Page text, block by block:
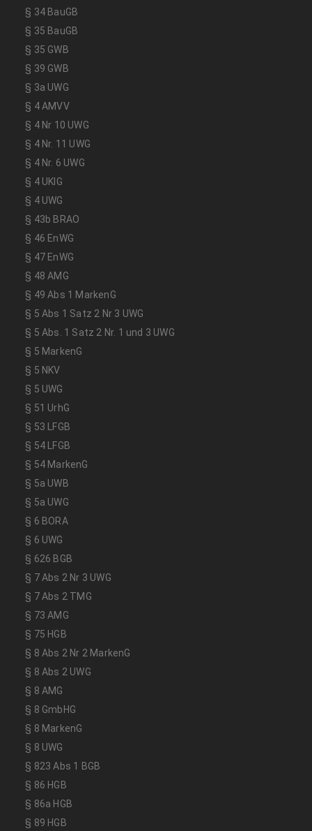
§ 34 BauGB
§ 35 BauGB
§ 35 GWB
§ 39 GWB
§ 3a UWG
§ 4 AMVV
§ 4 Nr 10 UWG
§ 4 Nr. 11 UWG
§ 4 Nr. 6 UWG
§ 4 UKlG
§ 4 UWG
§ 43b BRAO
§ 46 EnWG
§ 47 EnWG
§ 48 AMG
§ 49 Abs 1 MarkenG
§ 5 Abs 1 Satz 2 Nr 3 UWG
§ 5 Abs. 1 Satz 2 Nr. 1 und 3 UWG
§ 5 MarkenG
§ 5 NKV
§ 5 UWG
§ 51 UrhG
§ 53 LFGB
§ 54 LFGB
§ 54 MarkenG
§ 5a UWB
§ 5a UWG
§ 6 BORA
§ 6 UWG
§ 626 BGB
§ 7 Abs 2 Nr 3 UWG
§ 7 Abs 2 TMG
§ 73 AMG
§ 75 HGB
§ 8 Abs 2 Nr 2 MarkenG
§ 8 Abs 2 UWG
§ 8 AMG
§ 8 GmbHG
§ 8 MarkenG
§ 8 UWG
§ 823 Abs 1 BGB
§ 86 HGB
§ 86a HGB
§ 89 HGB